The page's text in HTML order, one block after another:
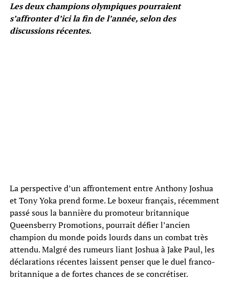
Les deux champions olympiques pourraient
s’affronter d’ici la fin de l’année, selon des
discussions récentes.
La perspective d’un affrontement entre Anthony Joshua
et Tony Yoka prend forme. Le boxeur français, récemment
passé sous la bannière du promoteur britannique
Queensberry Promotions, pourrait défier l’ancien
champion du monde poids lourds dans un combat très
attendu. Malgré des rumeurs liant Joshua à Jake Paul, les
déclarations récentes laissent penser que le duel franco-
britannique a de fortes chances de se concrétiser.